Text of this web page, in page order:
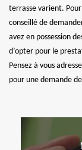
terrasse varient.
conseillé de
avez en possession
d’opter pour le
Pensez à vous
pour une demande